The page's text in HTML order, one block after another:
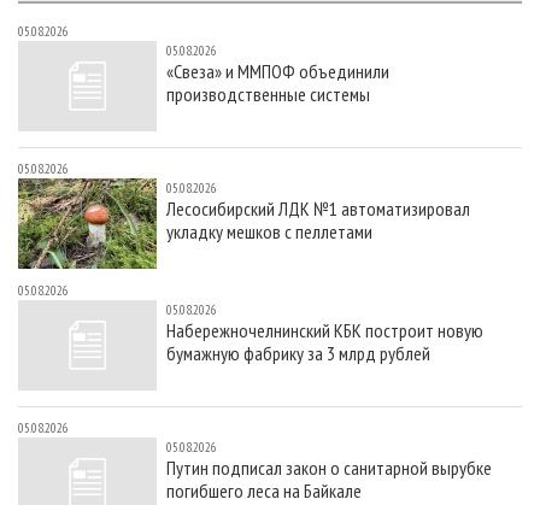
05.08.2026
05.08.2026
«Свеза» и ММПОФ объединили
производственные системы
05.08.2026
05.08.2026
Лесосибирский ЛДК №1 автоматизировал
укладку мешков с пеллетами
05.08.2026
05.08.2026
Набережночелнинский КБК построит новую
бумажную фабрику за 3 млрд рублей
05.08.2026
05.08.2026
Путин подписал закон о санитарной вырубке
погибшего леса на Байкале